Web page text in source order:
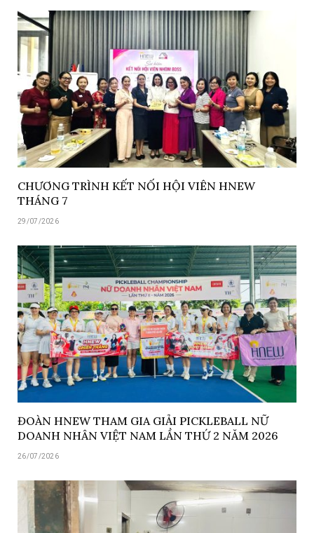
CHƯƠNG TRÌNH KẾT NỐI HỘI VIÊN HNEW
THÁNG 7
29/07/2026
ĐOÀN HNEW THAM GIA GIẢI PICKLEBALL NỮ
DOANH NHÂN VIỆT NAM LẦN THỨ 2 NĂM 2026
26/07/2026